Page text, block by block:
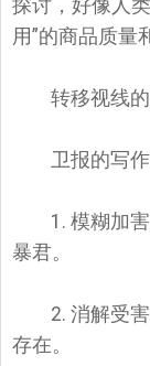
探讨， 好像人
用”的商品质量
转移视线
卫报的写
1. 模糊加
暴君。
2. 消解受
存在。